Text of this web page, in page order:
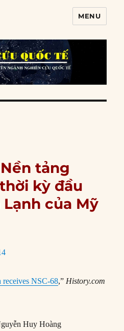
MENU
tảng
kỳ đầu
của Mỹ
receives NSC-68,”History.com
Huy Hoàng